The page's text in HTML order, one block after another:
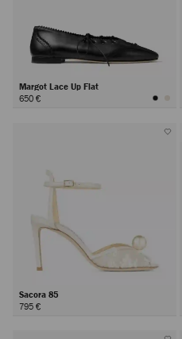
Margot Lace Up Flat
650 €
Sacora 85
795 €